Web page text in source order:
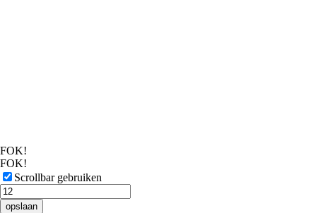
FOK!
FOK!
Scrollbar gebruiken
opslaan